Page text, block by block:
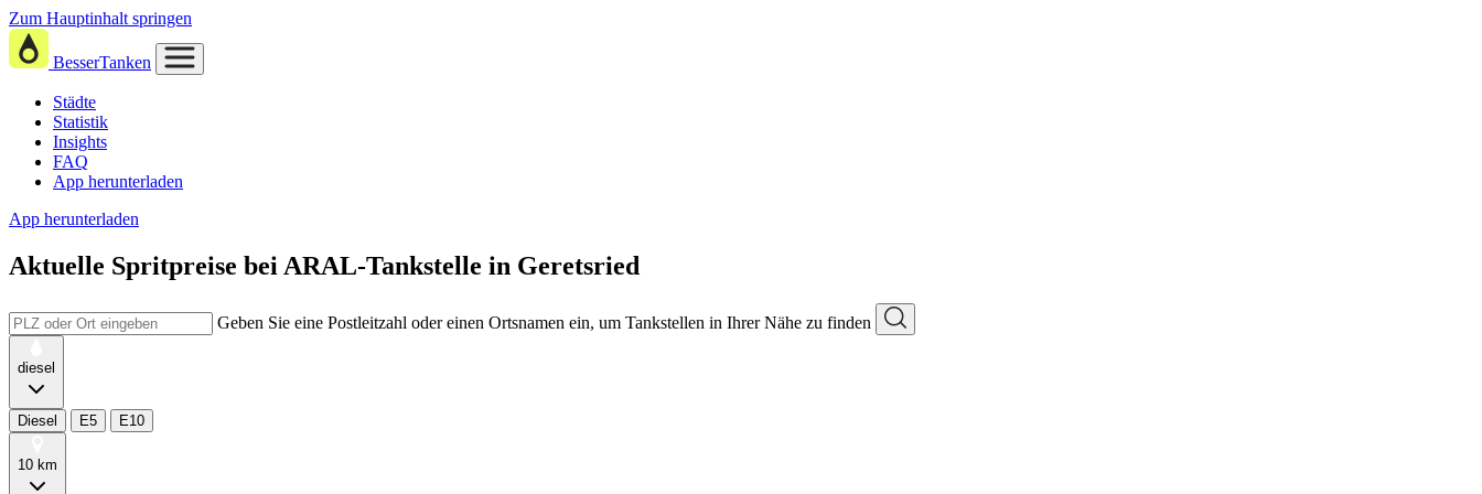
Zum Hauptinhalt springen
BesserTanken
Städte
Statistik
Insights
FAQ
App herunterladen
App herunterladen
Aktuelle Spritpreise bei ARAL-Tankstelle in Geretsried
Geben Sie eine Postleitzahl oder einen Ortsnamen ein, um Tankstellen in Ihrer Nähe zu finden
diesel
Diesel E5 E10
10 km